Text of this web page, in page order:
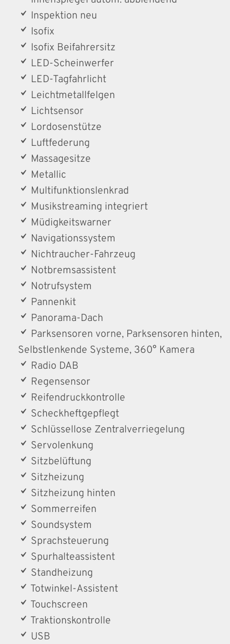
Inspektion neu
Isofix
Isofix Beifahrersitz
LED-Scheinwerfer
LED-Tagfahrlicht
Leichtmetallfelgen
Lichtsensor
Lordosenstütze
Luftfederung
Massagesitze
Metallic
Multifunktionslenkrad
Musikstreaming integriert
Müdigkeitswarner
Navigationssystem
Nichtraucher-Fahrzeug
Notbremsassistent
Notrufsystem
Pannenkit
Panorama-Dach
Parksensoren vorne, Parksensoren hinten,
Selbstlenkende Systeme, 360° Kamera
Radio DAB
Regensensor
Reifendruckkontrolle
Scheckheftgepflegt
Schlüssellose Zentralverriegelung
Servolenkung
Sitzbelüftung
Sitzheizung
Sitzheizung hinten
Sommerreifen
Soundsystem
Sprachsteuerung
Spurhalteassistent
Standheizung
Totwinkel-Assistent
Touchscreen
Traktionskontrolle
USB